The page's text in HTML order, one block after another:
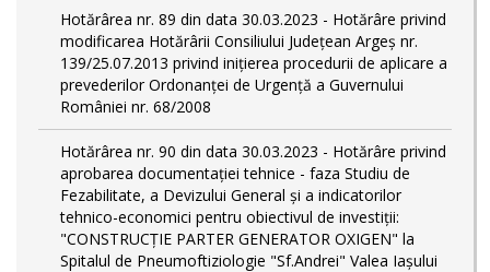
Hotărârea nr. 89 din data 30.03.2023 - Hotărâre privind
modificarea Hotărârii Consiliului Județean Argeș nr.
139/25.07.2013 privind inițierea procedurii de aplicare a
prevederilor Ordonanței de Urgență a Guvernului
României nr. 68/2008
Hotărârea nr. 90 din data 30.03.2023 - Hotărâre privind
aprobarea documentației tehnice - faza Studiu de
Fezabilitate, a Devizului General și a indicatorilor
tehnico-economici pentru obiectivul de investiții:
"CONSTRUCȚIE PARTER GENERATOR OXIGEN" la
Spitalul de Pneumoftiziologie "Sf.Andrei" Valea Iașului